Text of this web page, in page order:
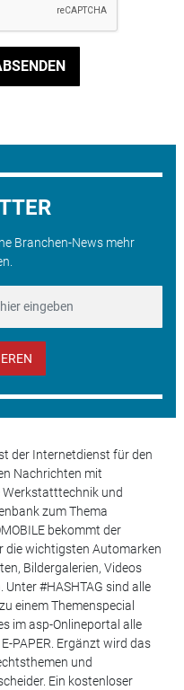
Branchen-News mehr
der Internetdienst für den
Nachrichten mit
Werkstatttechnik und
zum Thema
bekommt der
die wichtigsten Automarken
Bildergalerien, Videos
#HASHTAG sind alle
einem Themenspecial
im asp-Onlineportal alle
PAPER. Ergänzt wird das
und
Ein kostenloser